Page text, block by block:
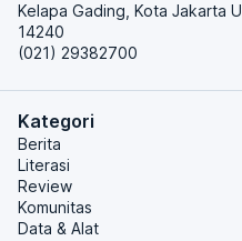
Kelapa Gading, Kota Jakarta
14240
(021) 29382700
Kategori
Berita
Literasi
Review
Komunitas
Data & Alat